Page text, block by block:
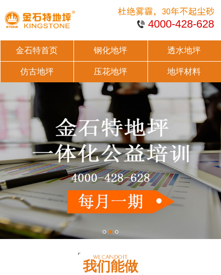
4000-428-628
金石特首页 钢化地坪 透水地坪
仿古地坪 压花地坪 地坪材料
我们能做